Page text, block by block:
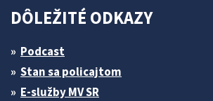
DÔLEŽITÉ ODKAZY
Podcast
Stan sa policajtom
E-služby MV SR